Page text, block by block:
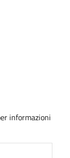
informazioni